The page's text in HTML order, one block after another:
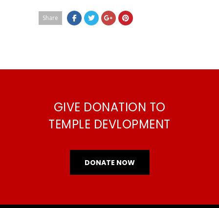
Share
GIVE DONATION TO
TEMPLE DEVLOPMENT
DONATE NOW